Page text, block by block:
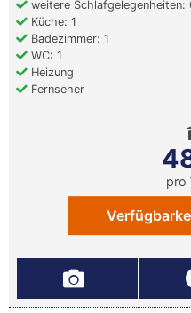
weitere Schlafgelegenheiten:
Küche: 1
Badezimmer: 1
WC: 1
Heizung
Fernseher
pro